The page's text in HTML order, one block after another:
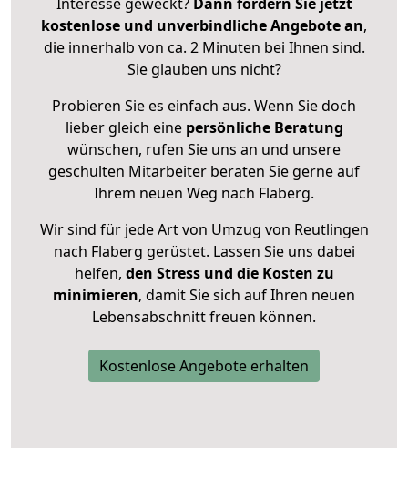
kostenlose und unverbindliche Angebote an,
die innerhalb von ca. 2 Minuten bei Ihnen sind.
Sie glauben uns nicht?
Probieren Sie es einfach aus. Wenn Sie doch
lieber gleich eine persönliche Beratung
wünschen, rufen Sie uns an und unsere
geschulten Mitarbeiter beraten Sie gerne auf
Ihrem neuen Weg nach Flaberg.
Wir sind für jede Art von Umzug von Reutlingen
nach Flaberg gerüstet. Lassen Sie uns dabei
helfen, den Stress und die Kosten zu
minimieren, damit Sie sich auf Ihren neuen
Lebensabschnitt freuen können.
Kostenlose Angebote erhalten